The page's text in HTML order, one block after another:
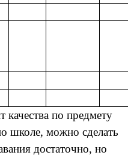
качества по предмету
школе, можно сделать
достаточно, но